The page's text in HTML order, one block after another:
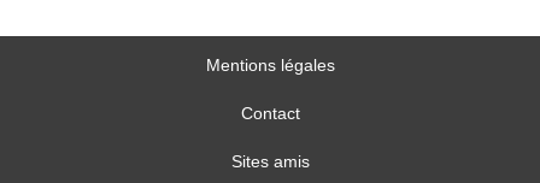
Mentions légales
Contact
Sites amis